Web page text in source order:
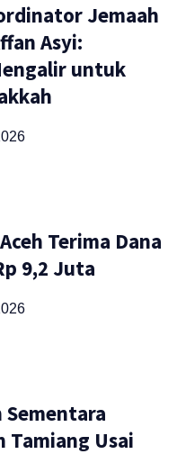
Jemaah
Asyi:
untuk
Terima Dana
9,2 Juta
Tamiang Usai